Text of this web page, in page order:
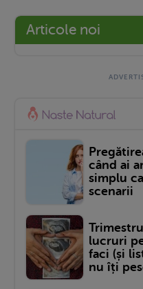
Articole noi
când ai
simplu
scenarii
lucruri
faci (și
nu îți